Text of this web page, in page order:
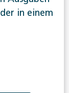
in einem